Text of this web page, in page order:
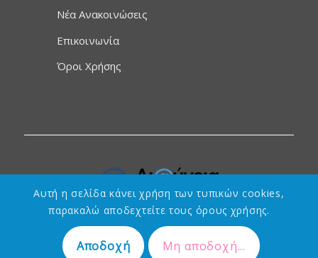
Νέα Ανακοινώσεις
Επικοινωνία
Όροι Χρήσης
Αυτή η σελίδα κάνει χρήση των τυπικών cookies,
παρακαλώ αποδεχτείτε τους όρους χρήσης.
Αποδοχή Μη αποδοχή...